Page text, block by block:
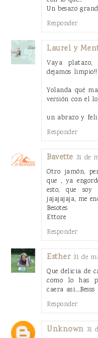
Un besazo
Responder
Laurel y
Vaya
dejamos
Yolanda qué
versión con el
un abrazo y
Responder
Bavette 31 de
Otro jamón,
que , ya
esto, que soy
jajajajaja, me
Besotes
Ettore
Responder
Esther 31 de
Que delicia de
como lo has
caera asi....Besss
Responder
Unknown 31